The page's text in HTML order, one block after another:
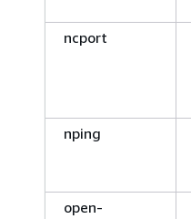
ncport
nping
open-